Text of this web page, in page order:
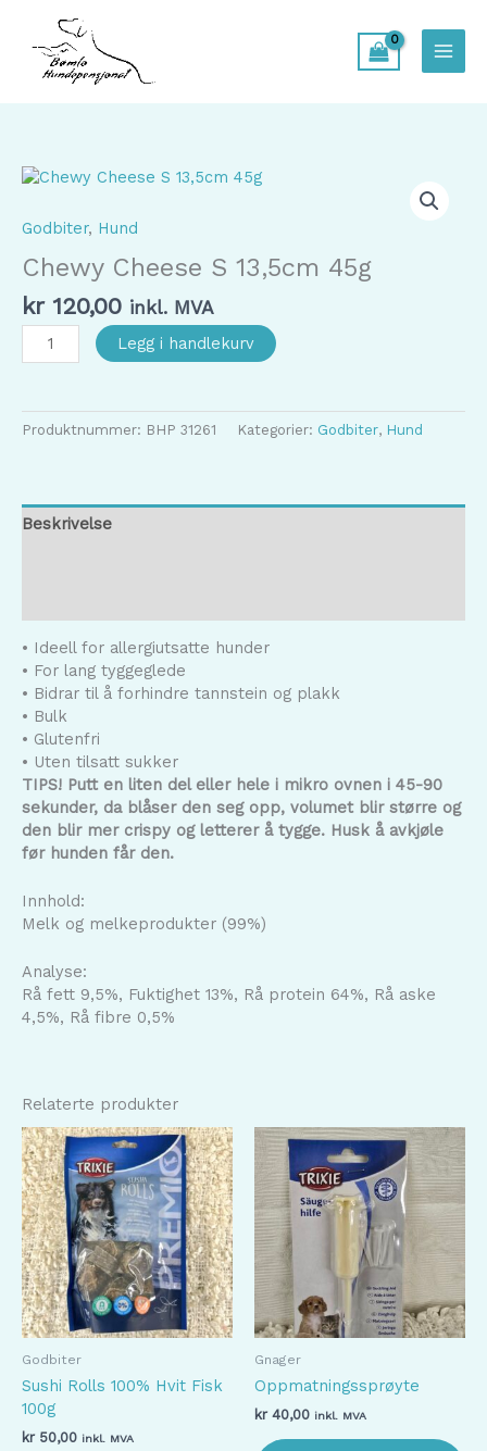
innholdet
Godbiter, Hund
Chewy Cheese S 13,5cm 45g
kr120,00 inkl. MVA
Chewy
Cheese
45g
Legg i handlekurv
Produktnummer: BHP 31261 Kategorier: Godbiter, Hund
Beskrivelse
• Ideell for allergiutsatte hunder
• For lang tyggeglede
• Bidrar til å forhindre tannstein og plakk
• Bulk
• Glutenfri
• Uten tilsatt sukker
TIPS! Putt en liten del eller hele i mikro ovnen i 45-90
sekunder, da blåser den seg opp, volumet blir større og
den blir mer crispy og letterer å tygge. Husk å avkjøle
før hunden får den.
Innhold:
Melk og melkeprodukter (99%)
Analyse:
Rå fett 9,5%, Fuktighet 13%, Rå protein 64%, Rå aske
4,5%, Rå fibre 0,5%
Relaterte produkter
Godbiter
Sushi Rolls 100% Hvit Fisk
100g
kr 50,00 inkl. MVA
Gnager
Oppmatningssprøyte
kr 40,00 inkl. MVA